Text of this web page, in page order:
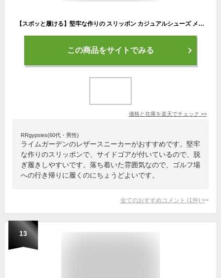
【スポッと履ける】堅牢な作りの スリッポン カジュアルシューズ メンズ シューズ スニーカー 紳士靴 革靴 ウォーキング 靴 軽量 黒 ブラック ブラウン ライムガーデン 24.5cm〜28.0cm【30日間品質保証 × サイズ交換OK】土日もあす楽
この商品をサイトでみる
価格と在庫を楽天でチェック >>
RRgypsies(60代・男性)
ライムガーデンのレザースニーカーがおすすめです。堅牢
な作りのスリッポンで、サイドゴアが付いているので、脱
ぎ履きしやすいです。落ち着いた雰囲気なので、ゴルフ場
への行き帰りに履くのにちょうどよいです。
全てのおすすめコメント (1 件) >
13